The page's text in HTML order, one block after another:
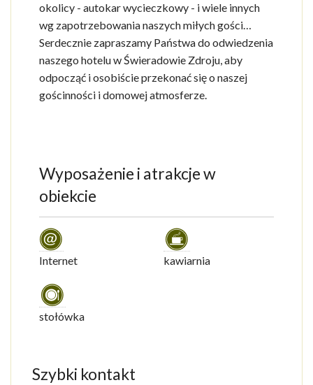
okolicy - autokar wycieczkowy - i wiele innych
wg zapotrzebowania naszych miłych gości…
Serdecznie zapraszamy Państwa do odwiedzenia
naszego hotelu w Świeradowie Zdroju, aby
odpocząć i osobiście przekonać się o naszej
gościnności i domowej atmosferze.
Wyposażenie i atrakcje w
obiekcie
Internet kawiarnia
stołówka
Szybki kontakt